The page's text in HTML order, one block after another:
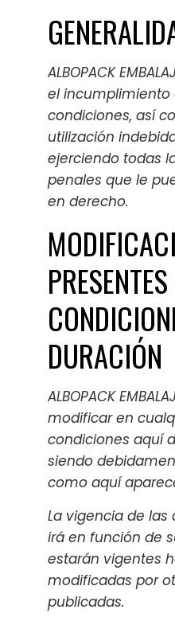
ALBOPACK
el incumplimiento
condiciones, así
utilización
ejerciendo todas
penales que le
en derecho.
PRESENTES
DURACIÓN
ALBOPACK
modificar en
condiciones aquí
siendo
como aquí
La vigencia de
irá en función de
estarán vigentes
modificadas por
publicadas.